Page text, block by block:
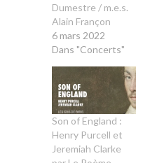
Dumestre / m.e.s.
Alain Françon
6 mars 2022
Dans "Concerts"
Son of England :
Henry Purcell et
Jeremiah Clarke